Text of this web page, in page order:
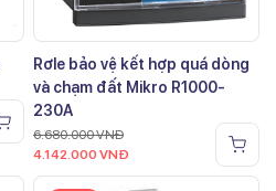
Rơle bảo vệ kết hợp quá dòng
và chạm đất Mikro R1000-
230A
6.680.000VNĐ
4.142.000 VNĐ